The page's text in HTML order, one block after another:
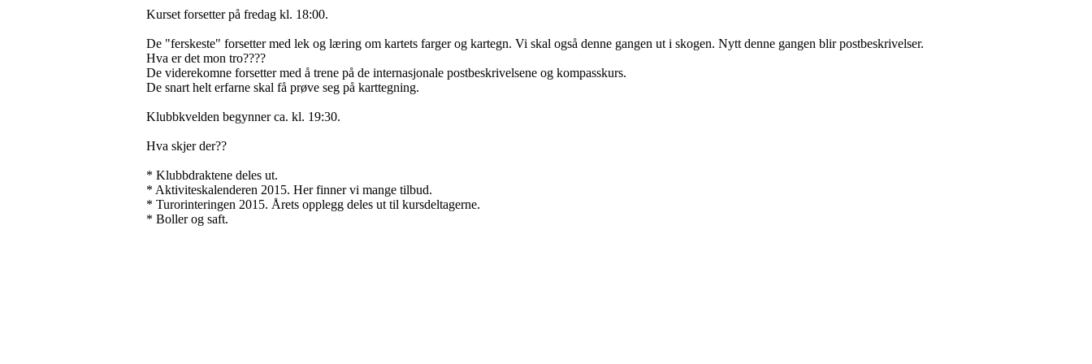
Kurset forsetter på fredag kl. 18:00.
De "ferskeste" forsetter med lek og læring om kartets farger og kartegn. Vi skal også denne gangen ut i skogen. Nytt denne gangen blir postbeskrivelser.
Hva er det mon tro????
De viderekomne forsetter med å trene på de internasjonale postbeskrivelsene og kompasskurs.
De snart helt erfarne skal få prøve seg på karttegning.
Klubbkvelden begynner ca. kl. 19:30.
Hva skjer der??
* Klubbdraktene deles ut.
* Aktiviteskalenderen 2015. Her finner vi mange tilbud.
* Turorinteringen 2015. Årets opplegg deles ut til kursdeltagerne.
* Boller og saft.